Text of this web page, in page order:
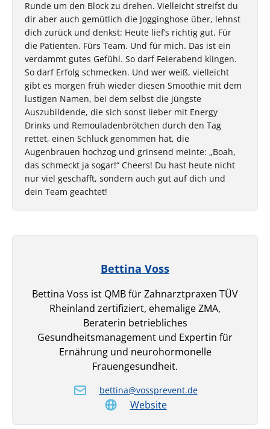
Runde um den Block zu drehen. Vielleicht streifst du
dir aber auch gemütlich die Jogginghose über, lehnst
dich zurück und denkst: Heute lief’s richtig gut. Für
die Patienten. Fürs Team. Und für mich. Das ist ein
verdammt gutes Gefühl. So darf Feierabend klingen.
So darf Erfolg schmecken. Und wer weiß, vielleicht
gibt es morgen früh wieder diesen Smoothie mit dem
lustigen Namen, bei dem selbst die jüngste
Auszubildende, die sich sonst lieber mit Energy
Drinks und Remouladenbrötchen durch den Tag
rettet, einen Schluck genommen hat, die
Augenbrauen hochzog und grinsend meinte: „Boah,
das schmeckt ja sogar!“ Cheers! Du hast heute nicht
nur viel geschafft, sondern auch gut auf dich und
dein Team geachtet!
Bettina Voss
Bettina Voss ist QMB für Zahnarztpraxen TÜV
Rheinland zertifiziert, ehemalige ZMA,
Beraterin betriebliches
Gesundheitsmanagement und Expertin für
Ernährung und neuro­hormonelle
Frauengesundheit.
bettina@vossprevent.de
Website